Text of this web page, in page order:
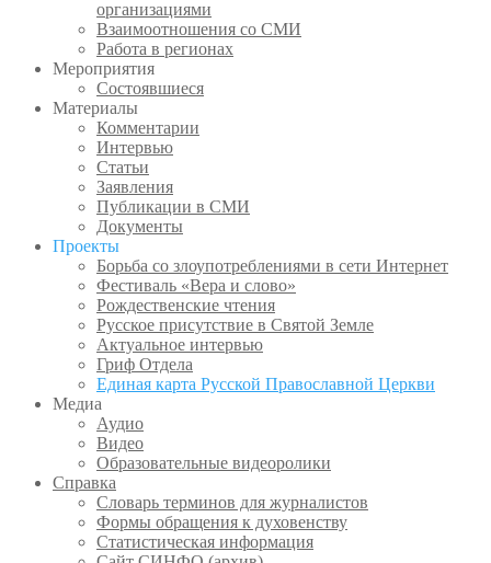
организациями
Взаимоотношения со СМИ
Работа в регионах
Мероприятия
Состоявшиеся
Материалы
Комментарии
Интервью
Статьи
Заявления
Публикации в СМИ
Документы
Проекты
Борьба со злоупотреблениями в сети Интернет
Фестиваль «Вера и слово»
Рождественские чтения
Русское присутствие в Святой Земле
Актуальное интервью
Гриф Отдела
Единая карта Русской Православной Церкви
Медиа
Аудио
Видео
Образовательные видеоролики
Справка
Словарь терминов для журналистов
Формы обращения к духовенству
Статистическая информация